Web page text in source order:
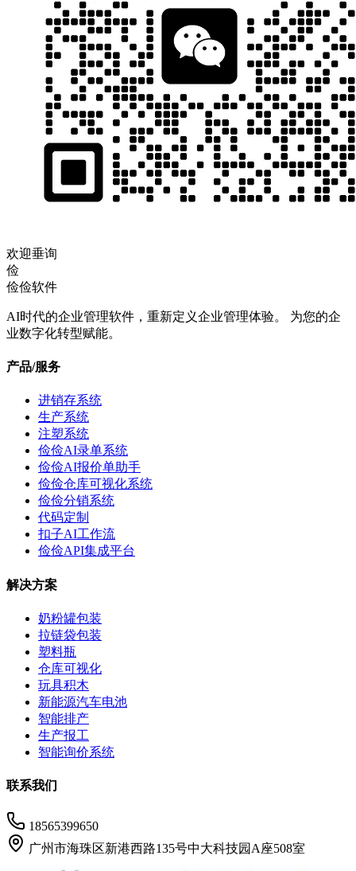
欢迎垂询
俭
俭俭软件
AI时代的企业管理软件，重新定义企业管理体验。 为您的企
业数字化转型赋能。
产品/服务
进销存系统
生产系统
注塑系统
俭俭AI录单系统
俭俭AI报价单助手
俭俭仓库可视化系统
俭俭分销系统
代码定制
扣子AI工作流
俭俭API集成平台
解决方案
奶粉罐包装
拉链袋包装
塑料瓶
仓库可视化
玩具积木
新能源汽车电池
智能排产
生产报工
智能询价系统
联系我们
18565399650
广州市海珠区新港西路135号中大科技园A座508室